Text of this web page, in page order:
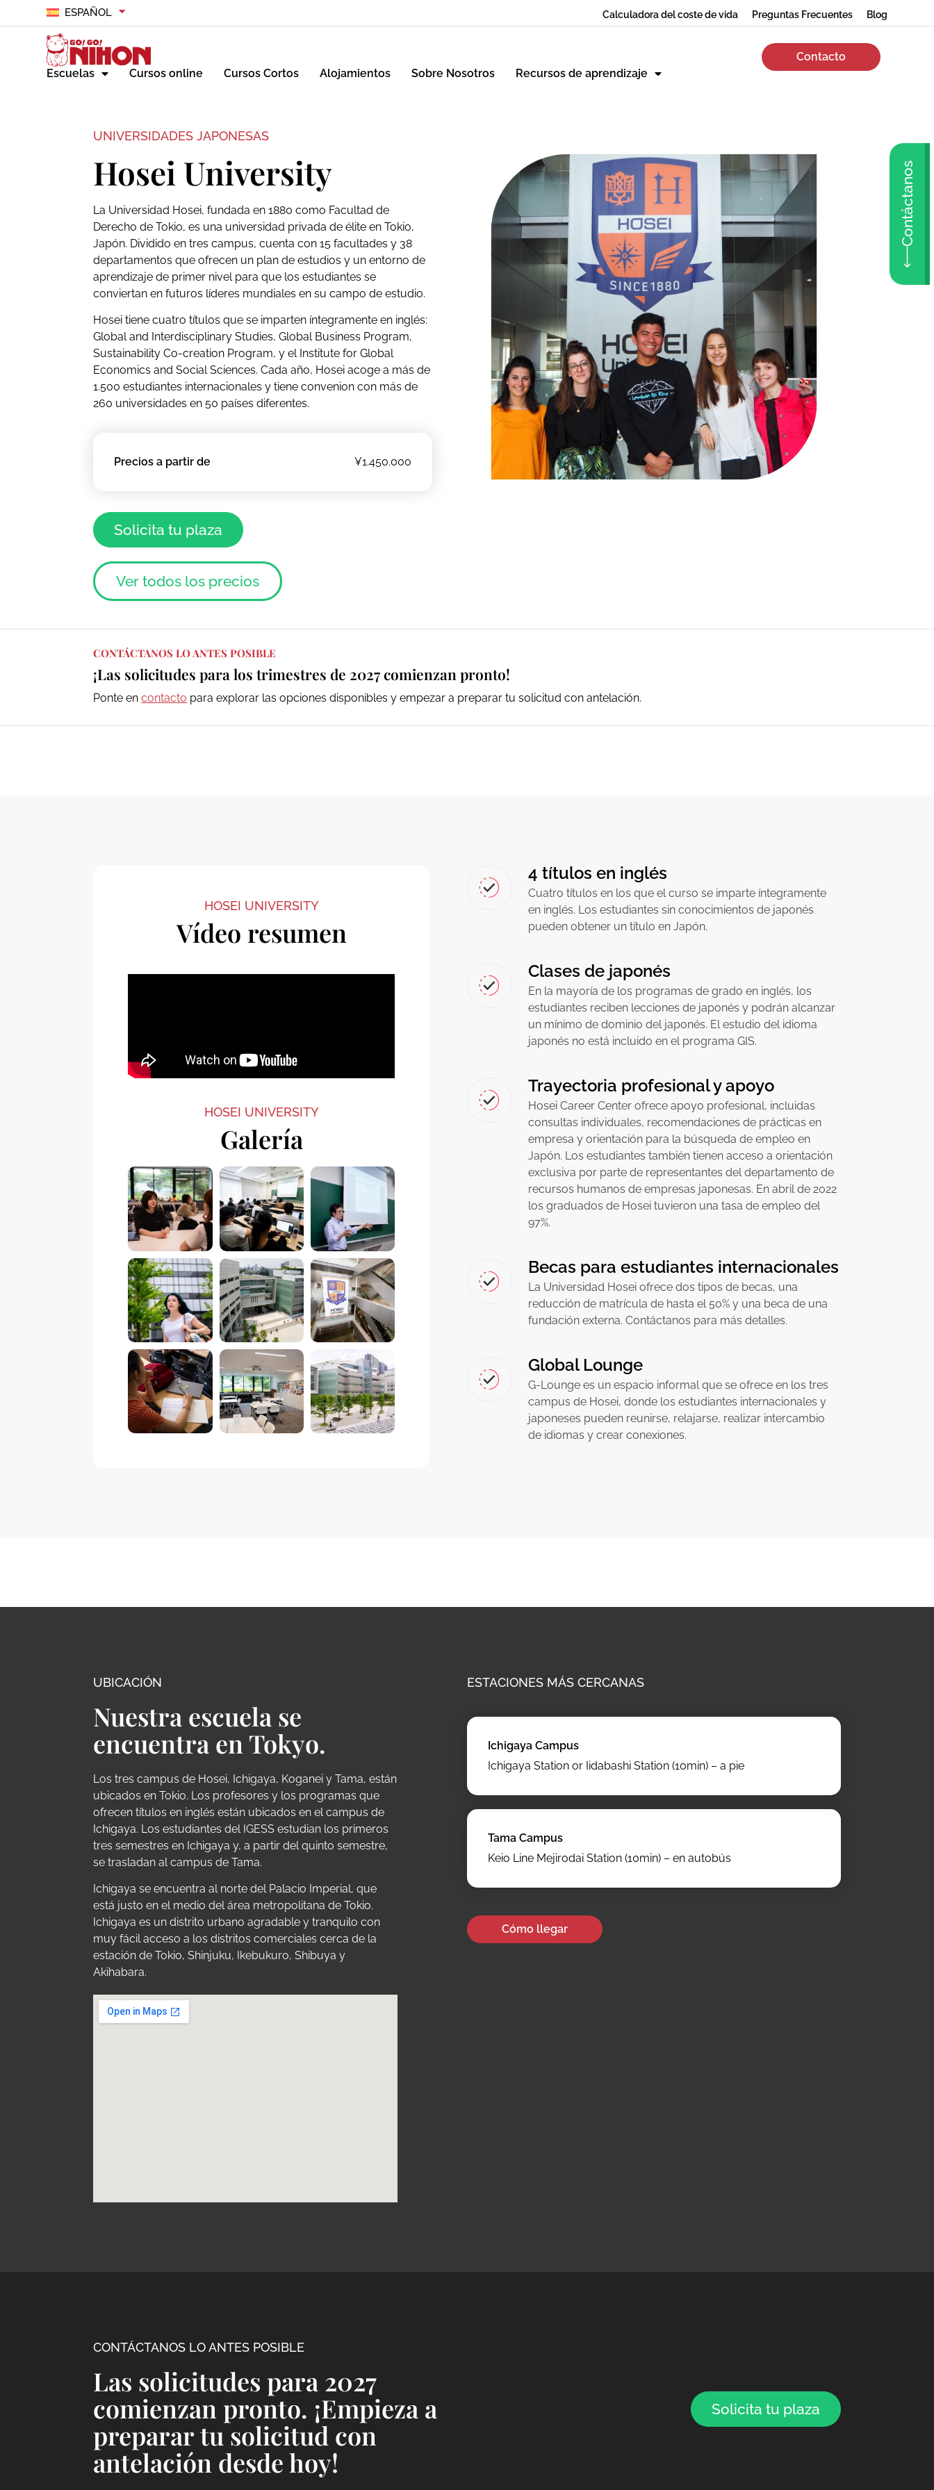
ESPAÑOL Calculadora del coste de vida Preguntas Frecuentes Blog
Escuelas Cursos online Cursos Cortos Alojamientos Sobre Nosotros Recursos de aprendizaje
Contacto
Contáctanos
UNIVERSIDADES JAPONESAS
Hosei University
La Universidad Hosei, fundada en 1880 como Facultad de
Derecho de Tokio, es una universidad privada de élite en Tokio,
Japón. Dividido en tres campus, cuenta con 15 facultades y 38
departamentos que ofrecen un plan de estudios y un entorno de
aprendizaje de primer nivel para que los estudiantes se
conviertan en futuros líderes mundiales en su campo de estudio.
Hosei tiene cuatro títulos que se imparten íntegramente en inglés:
Global and Interdisciplinary Studies, Global Business Program,
Sustainability Co-creation Program, y el Institute for Global
Economics and Social Sciences. Cada año, Hosei acoge a más de
1.500 estudiantes internacionales y tiene convenion con más de
260 universidades en 50 países diferentes.
Precios a partir de ¥1.450.000
Solicita tu plaza
Ver todos los precios
CONTÁCTANOS LO ANTES POSIBLE
¡Las solicitudes para los trimestres de 2027 comienzan pronto!
Ponte encontacto para explorar las opciones disponibles y empezar a preparar tu solicitud con antelación.
HOSEI UNIVERSITY
Vídeo resumen
HOSEI UNIVERSITY
Galería
4 títulos en inglés
Cuatro títulos en los que el curso se imparte íntegramente
en inglés. Los estudiantes sin conocimientos de japonés
pueden obtener un título en Japón.
Clases de japonés
En la mayoría de los programas de grado en inglés, los
estudiantes reciben lecciones de japonés y podrán alcanzar
un mínimo de dominio del japonés. El estudio del idioma
japonés no está incluido en el programa GIS.
Trayectoria profesional y apoyo
Hosei Career Center ofrece apoyo profesional, incluidas
consultas individuales, recomendaciones de prácticas en
empresa y orientación para la búsqueda de empleo en
Japón. Los estudiantes también tienen acceso a orientación
exclusiva por parte de representantes del departamento de
recursos humanos de empresas japonesas. En abril de 2022
los graduados de Hosei tuvieron una tasa de empleo del
97%.
Becas para estudiantes internacionales
La Universidad Hosei ofrece dos tipos de becas, una
reducción de matrícula de hasta el 50% y una beca de una
fundación externa. Contáctanos para más detalles.
Global Lounge
G-Lounge es un espacio informal que se ofrece en los tres
campus de Hosei, donde los estudiantes internacionales y
japoneses pueden reunirse, relajarse, realizar intercambio
de idiomas y crear conexiones.
UBICACIÓN
Nuestra escuela se
encuentra en Tokyo.
Los tres campus de Hosei, Ichigaya, Koganei y Tama, están
ubicados en Tokio. Los profesores y los programas que
ofrecen títulos en inglés están ubicados en el campus de
Ichigaya. Los estudiantes del IGESS estudian los primeros
tres semestres en Ichigaya y, a partir del quinto semestre,
se trasladan al campus de Tama.
Ichigaya se encuentra al norte del Palacio Imperial, que
está justo en el medio del área metropolitana de Tokio.
Ichigaya es un distrito urbano agradable y tranquilo con
muy fácil acceso a los distritos comerciales cerca de la
estación de Tokio, Shinjuku, Ikebukuro, Shibuya y
Akihabara.
ESTACIONES MÁS CERCANAS
Ichigaya Campus
Ichigaya Station or Iidabashi Station (10min) – a pie
Tama Campus
Keio Line Mejirodai Station (10min) – en autobús
Cómo llegar
CONTÁCTANOS LO ANTES POSIBLE
Las solicitudes para 2027
comienzan pronto. ¡Empieza a
preparar tu solicitud con
antelación desde hoy!
Solicita tu plaza